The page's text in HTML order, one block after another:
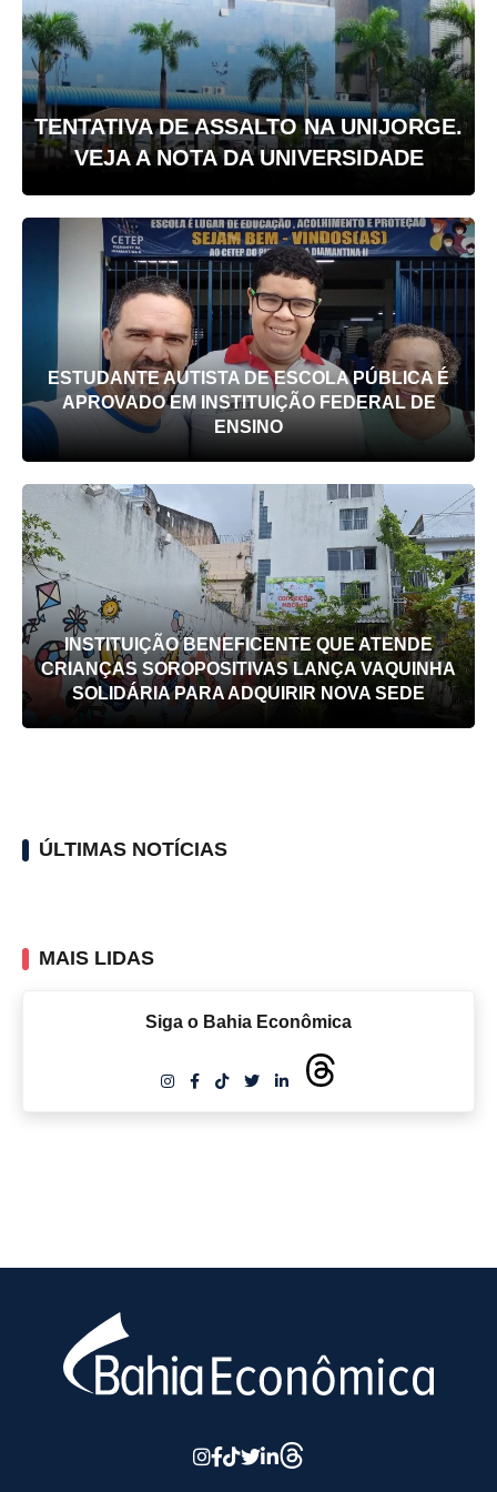
TENTATIVA DE ASSALTO NA UNIJORGE.
VEJA A NOTA DA UNIVERSIDADE
ESTUDANTE AUTISTA DE ESCOLA PÚBLICA É
APROVADO EM INSTITUIÇÃO FEDERAL DE
ENSINO
INSTITUIÇÃO BENEFICENTE QUE ATENDE
CRIANÇAS SOROPOSITIVAS LANÇA VAQUINHA
SOLIDÁRIA PARA ADQUIRIR NOVA SEDE
ÚLTIMAS NOTÍCIAS
MAIS LIDAS
Siga o Bahia Econômica